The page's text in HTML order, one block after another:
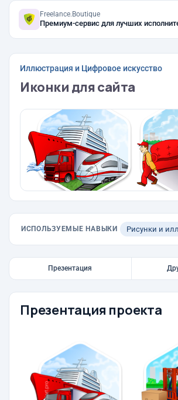
Freelance.Boutique
Премиум-сервис для лучших
Иллюстрация и Цифровое искусство
Иконки для сайта
ИСПОЛЬЗУЕМЫЕ НАВЫКИ Рисунки и
Презентация
Презентация проекта